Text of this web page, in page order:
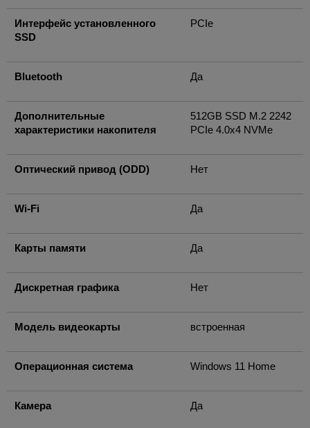
Интерфейс установленного
SSD
PCIe
Bluetooth Да
Дополнительные
характеристики накопителя
512GB SSD M.2 2242
PCIe 4.0x4 NVMe
Оптический привод (ODD) Нет
Wi-Fi Да
Карты памяти Да
Дискретная графика Нет
Модель видеокарты встроенная
Операционная система Windows 11 Home
Камера Да